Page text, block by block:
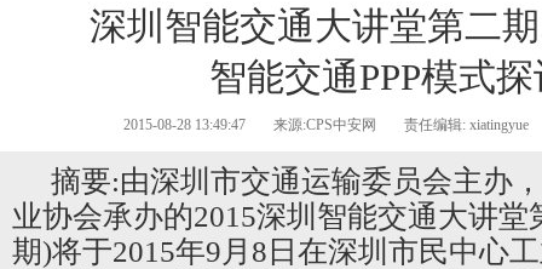
深圳智能交通大讲堂第二
智能交通PPP模式
2015-08-28 13:49:47 来源:CPS中安网 责任编辑: xiatingyue
摘要:由深圳市交通运输委员会主办
业协会承办的2015深圳智能交通大讲堂
期)将于2015年9月8日在深圳市民中心